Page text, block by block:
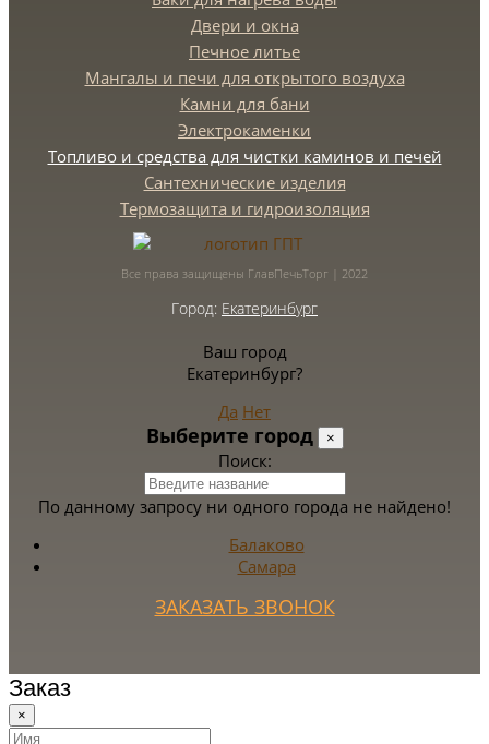
Двери и окна
Печное литье
Мангалы и печи для открытого воздуха
Камни для бани
Электрокаменки
Топливо и средства для чистки каминов и печей
Сантехнические изделия
Термозащита и гидроизоляция
Все права защищены ГлавПечьТорг | 2022
Город: Екатеринбург
Ваш город
Екатеринбург?
Да Нет
Выберите город ×
Поиск:
По данному запросу ни одного города не найдено!
Балаково
Самара
ЗАКАЗАТЬ ЗВОНОК
Заказ
×